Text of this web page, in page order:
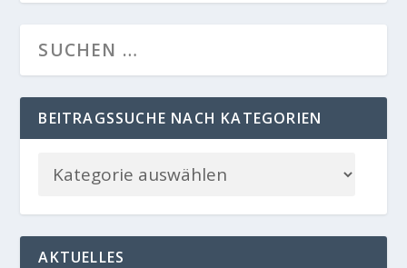
BEITRAGSSUCHE NACH KATEGORIEN
AKTUELLES